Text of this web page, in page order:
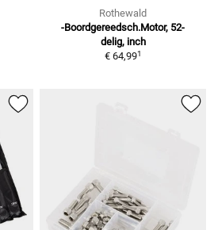
Rothewald
-Boordgereedsch.Motor, 52-
delig, inch
€ 64,991